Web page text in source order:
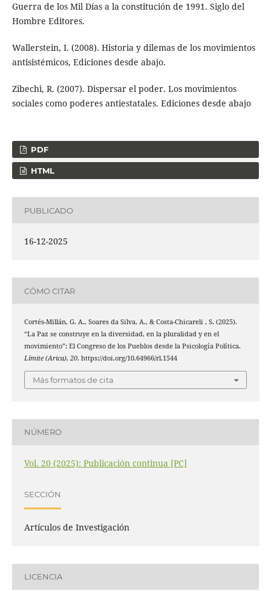
Guerra de los Mil Días a la constitución de 1991. Siglo del
Hombre Editores.
Wallerstein, I. (2008). Historia y dilemas de los movimientos
antisistémicos, Ediciones desde abajo.
Zibechi, R. (2007). Dispersar el poder. Los movimientos
sociales como poderes antiestatales. Ediciones desde abajo
PDF
HTML
PUBLICADO
16-12-2025
CÓMO CITAR
Cortés-Millán, G. A., Soares da Silva, A., & Costa-Chicareli , S. (2025).
“La Paz se construye en la diversidad, en la pluralidad y en el
movimiento”: El Congreso de los Pueblos desde la Psicología Política.
Límite (Arica), 20. https://doi.org/10.64966/rl.1544
Más formatos de cita
NÚMERO
Vol. 20 (2025): Publicación continua [PC]
SECCIÓN
Artículos de Investigación
LICENCIA